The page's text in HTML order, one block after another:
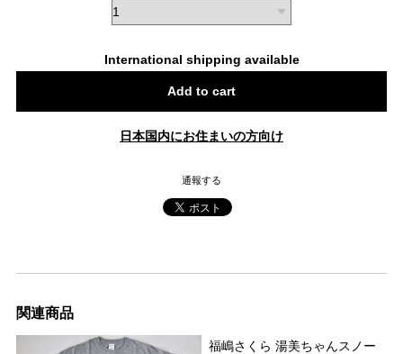
International shipping available
Add to cart
日本国内にお住まいの方向け
通報する
関連商品
福嶋さくら 湯美ちゃんスノー